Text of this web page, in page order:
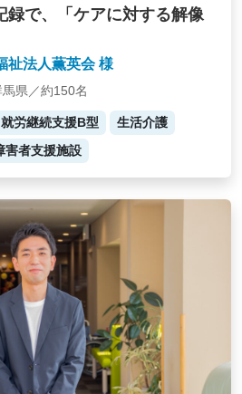
録で、「ケアに対する解像
祉法人薫英会 様
馬県／約150名
就労継続支援B型
生活介護
害者支援施設